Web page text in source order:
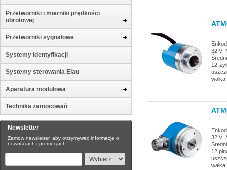
Przetworniki i mierniki prędkości
obrotowej
Przetworniki sygnałowe
Systemy identyfikacji
Systemy sterowania Elau
Aparatura modułowa
Technika zamocowań
Newsletter
Zamów newsletter, aby otrzymywać informacje o
nowościach i promocjach
32 V;
12-
32 V;
12